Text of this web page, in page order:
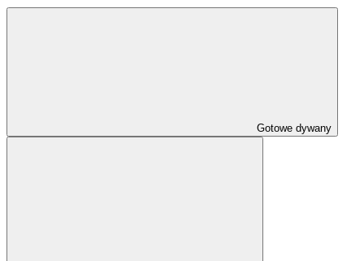
Gotowe dywany